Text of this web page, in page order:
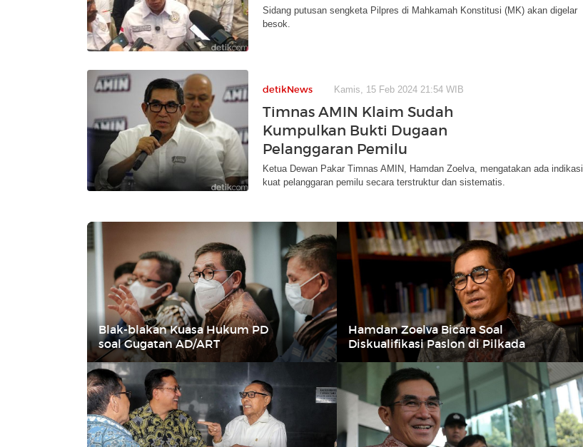
Sidang putusan sengketa Pilpres di Mahkamah Konstitusi (MK) akan digelar
besok.
detikNews Kamis, 15 Feb 2024 21:54 WIB
Timnas AMIN Klaim Sudah
Kumpulkan Bukti Dugaan
Pelanggaran Pemilu
Ketua Dewan Pakar Timnas AMIN, Hamdan Zoelva, mengatakan ada indikasi
kuat pelanggaran pemilu secara terstruktur dan sistematis.
Blak-blakan Kuasa Hukum PD
soal Gugatan AD/ART
Hamdan Zoelva Bicara Soal
Diskualifikasi Paslon di Pilkada